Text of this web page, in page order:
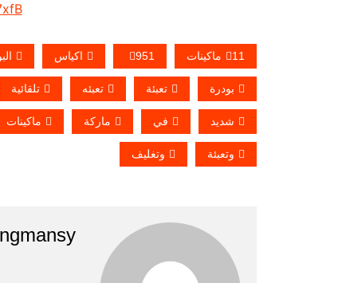
11ماكينات 951 اكياس
بودرة تعبئة تعبئه تلقائية
شديد في ماركة ماكينات
وتعبئة وتغليف